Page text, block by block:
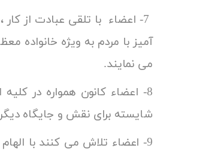
7- اعضاء با تلقی عبادت از
آمیز با مردم به ویژه خانواده
می
8- اعضاء کانون همواره در
شایسته برای
9- اعضاء تلاش می کنند با